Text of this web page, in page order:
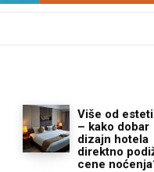
Više od
– kako dobar
dizajn hotela
direktno
cene